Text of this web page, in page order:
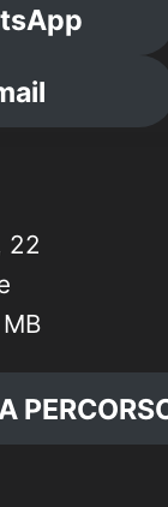
22